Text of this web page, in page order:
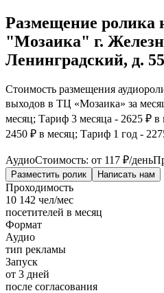
Размещение ролика
"Мозаика" г.
Ленинградский, д. 55
Стоимость размещения
выходов в ТЦ «Мозаика» за
месяц; Тариф 3 месяца - 2625 ₽
2450 ₽ в месяц; Тариф 1 год -
АудиоСтоимость: от 117 ₽/день
Разместить ролик Написать нам
Проходимость
10 142 чел/мес
посетителей в месяц
Формат
Аудио
тип рекламы
Запуск
от 3 дней
после согласования